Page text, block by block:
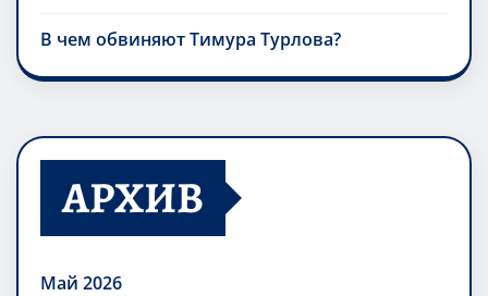
В чем обвиняют Тимура Турлова?
АРХИВ
Май 2026